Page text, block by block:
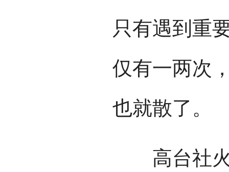
只有遇到重
仅有一两次
也就散了。
高台社火